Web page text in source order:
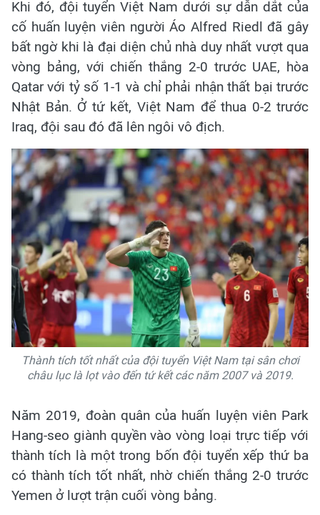
Khi đó, đội tuyển Việt Nam dưới sự dẫn dắt của
cố huấn luyện viên người Áo Alfred Riedl đã gây
bất ngờ khi là đại diện chủ nhà duy nhất vượt qua
vòng bảng, với chiến thắng 2-0 trước UAE, hòa
Qatar với tỷ số 1-1 và chỉ phải nhận thất bại trước
Nhật Bản. Ở tứ kết, Việt Nam để thua 0-2 trước
Iraq, đội sau đó đã lên ngôi vô địch.
Thành tích tốt nhất của đội tuyển Việt Nam tại sân chơi
châu lục là lọt vào đến tứ kết các năm 2007 và 2019.
Năm 2019, đoàn quân của huấn luyện viên Park
Hang-seo giành quyền vào vòng loại trực tiếp với
thành tích là một trong bốn đội tuyển xếp thứ ba
có thành tích tốt nhất, nhờ chiến thắng 2-0 trước
Yemen ở lượt trận cuối vòng bảng.